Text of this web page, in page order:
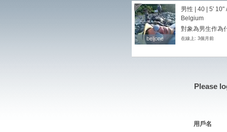
beljone
beljone
男性 | 40 | 5' 10"
Belgium
對象為男生作為
在線上: 3個月前
Please
用戶名